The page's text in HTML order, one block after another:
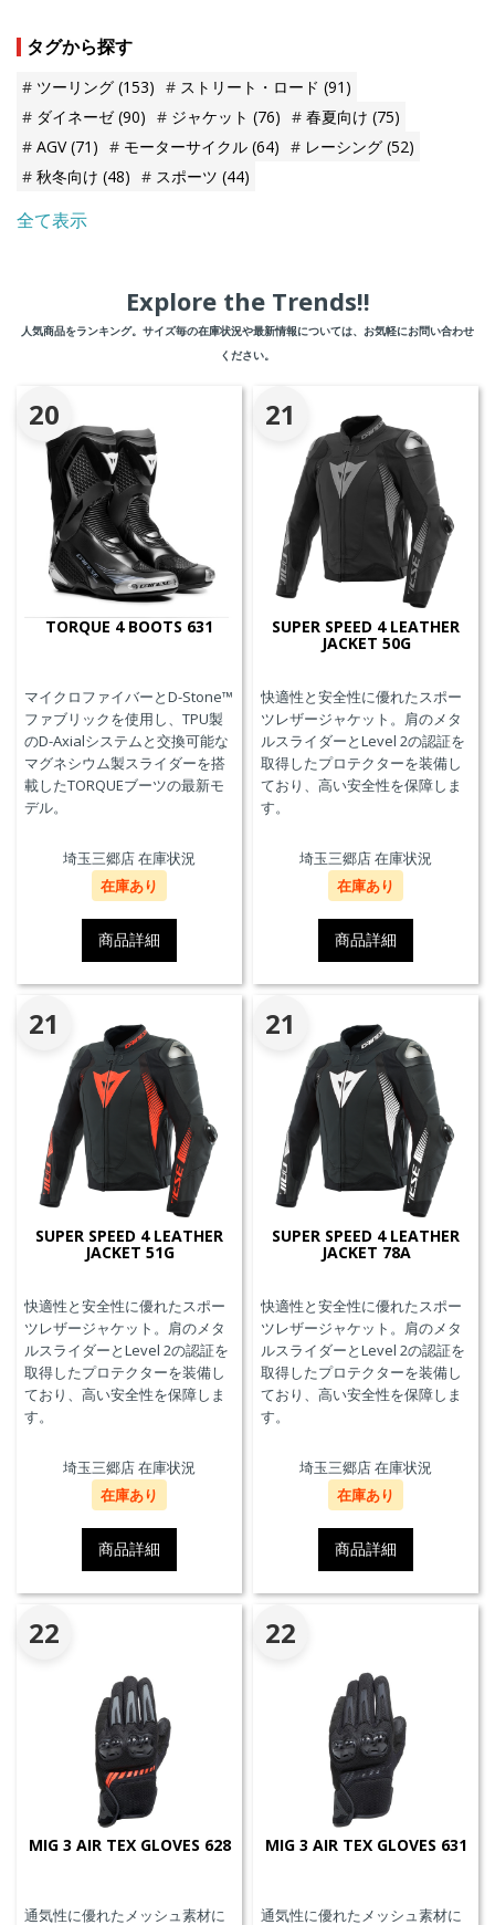
タグから探す
ツーリング (153) ストリート・ロード (91)
ダイネーゼ(90) ジャケット (76) 春夏向け (75)
AGV(71) モーターサイクル (64) レーシング (52)
秋冬向け (48) スポーツ (44)
全て表示
Explore the Trends!!
人気商品をランキング。サイズ毎の在庫状況や最新情報については、お気軽にお問い合わせ
ください。
20
TORQUE 4 BOOTS 631
マイクロファイバーとD-Stone™
ファブリックを使用し、TPU製
のD-Axialシステムと交換可能な
マグネシウム製スライダーを搭
載したTORQUEブーツの最新モ
デル。
埼玉三郷店 在庫状況
在庫あり
商品詳細
21
SUPER SPEED 4 LEATHER
JACKET 50G
快適性と安全性に優れたスポー
ツレザージャケット。肩のメタ
ルスライダーとLevel 2の認証を
取得したプロテクターを装備し
ており、高い安全性を保障しま
す。
埼玉三郷店 在庫状況
在庫あり
商品詳細
21
SUPER SPEED 4 LEATHER
JACKET 51G
快適性と安全性に優れたスポー
ツレザージャケット。肩のメタ
ルスライダーとLevel 2の認証を
取得したプロテクターを装備し
ており、高い安全性を保障しま
す。
埼玉三郷店 在庫状況
在庫あり
商品詳細
21
SUPER SPEED 4 LEATHER
JACKET 78A
快適性と安全性に優れたスポー
ツレザージャケット。肩のメタ
ルスライダーとLevel 2の認証を
取得したプロテクターを装備し
ており、高い安全性を保障しま
す。
埼玉三郷店 在庫状況
在庫あり
商品詳細
22
MIG 3 AIR TEX GLOVES 628
通気性に優れたメッシュ素材に
22
MIG 3 AIR TEX GLOVES 631
通気性に優れたメッシュ素材に